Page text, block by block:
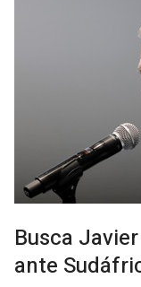
Busca
ante